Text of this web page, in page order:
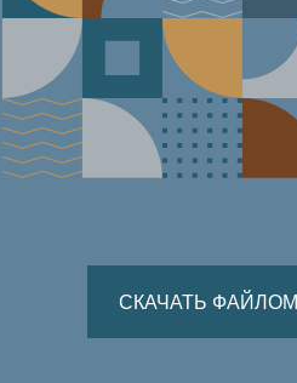
СКАЧАТЬ ФАЙЛОМ